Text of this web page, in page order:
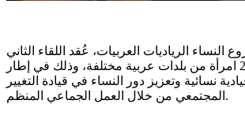
الرياديات العربيات، عُقد اللقاء الثاني
للبرنامج بمشاركة 27 امرأة من بلدات عربية مختلفة، وذلك في إطار
نسائية وتعزيز دور النساء في قيادة التغيير
المجتمعي من خلال العمل الجماعي المنظم.